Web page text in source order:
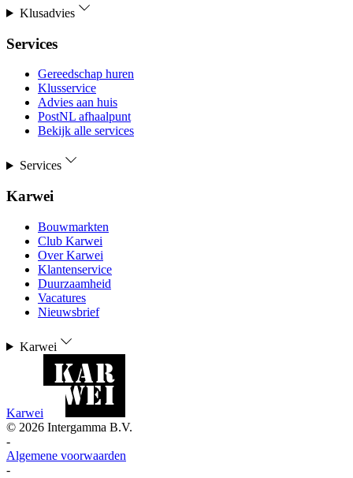
Klusadvies
Services
Gereedschap huren
Klusservice
Advies aan huis
PostNL afhaalpunt
Bekijk alle services
Services
Karwei
Bouwmarkten
Club Karwei
Over Karwei
Klantenservice
Duurzaamheid
Vacatures
Nieuwsbrief
Karwei
Karwei
© 2026 Intergamma B.V.
-
Algemene voorwaarden
-